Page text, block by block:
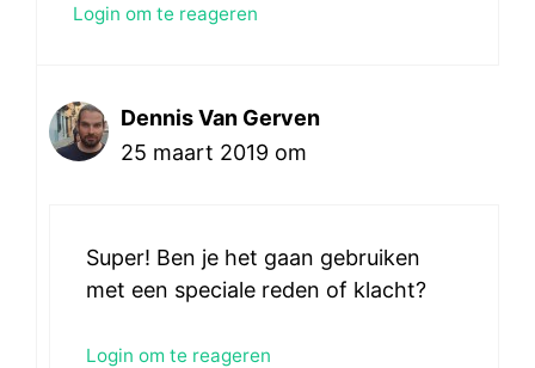
Login om te reageren
Dennis Van Gerven
25 maart 2019 om
Super! Ben je het gaan gebruiken
met een speciale reden of klacht?
Login om te reageren